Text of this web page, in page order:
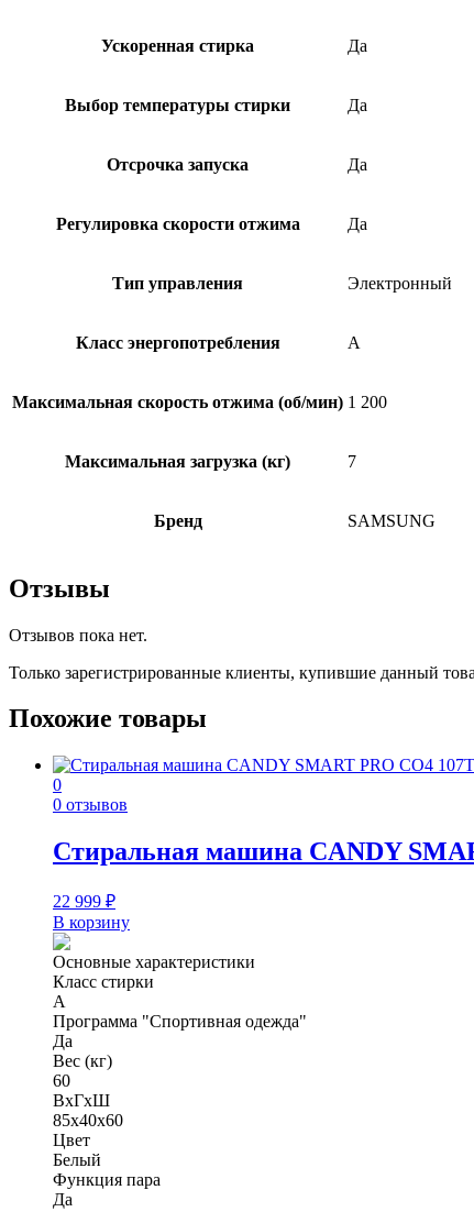
Ускоренная стирка Да
Выбор температуры стирки Да
Отсрочка запуска Да
Регулировка скорости отжима Да
Тип управления Электронный
Класс энергопотребления A
Максимальная скорость отжима (об/мин) 1 200
Максимальная загрузка (кг) 7
Бренд SAMSUNG
Отзывы
Отзывов пока нет.
Только зарегистрированные клиенты, купившие данный
Похожие товары
0
0 отзывов
Стиральная машина CANDY
22 999 ₽
В корзину
Основные характеристики
Класс стирки
A
Программа "Спортивная одежда"
Да
Вес (кг)
60
ВхГхШ
85х40х60
Цвет
Белый
Функция пара
Да